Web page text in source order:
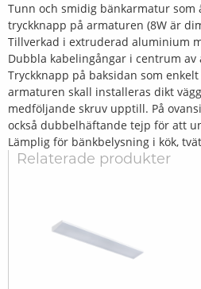
Tunn och smidig bänkarmatur
tryckknapp på armaturen (8W är
Tillverkad i extruderad aluminium
Dubbla kabelingångar i centrum av
Tryckknapp på baksidan som
armaturen skall installeras dikt
medföljande skruv upptill. På
också dubbelhäftande tejp för att
Lämplig för bänkbelysning i kök,
Relaterade produkter